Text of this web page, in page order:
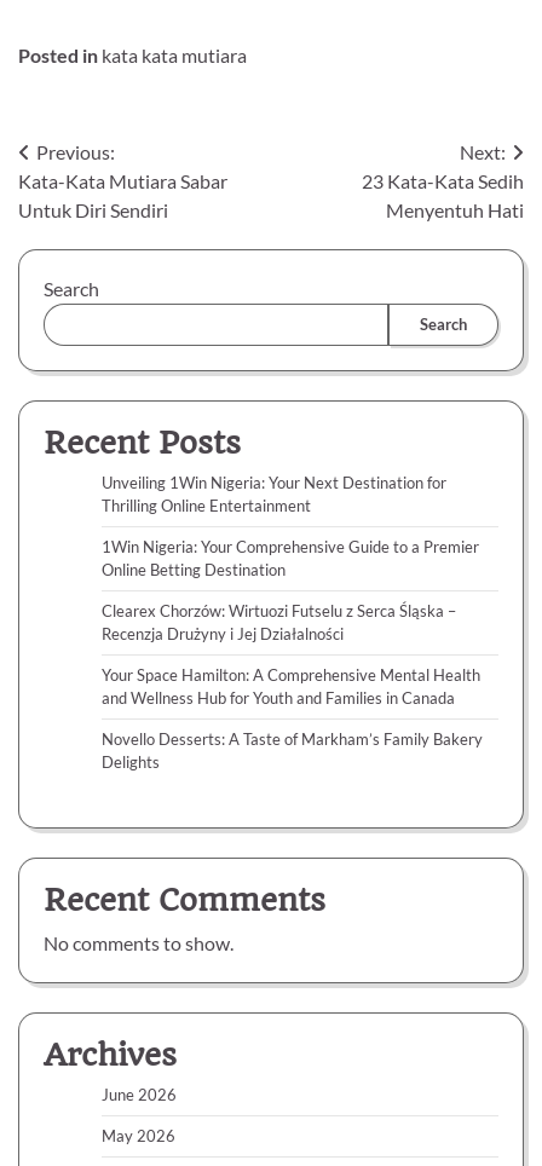
Posted in kata kata mutiara
Post
navigation
Previous:
Kata-Kata Mutiara Sabar
Untuk Diri Sendiri
Next:
23 Kata-Kata Sedih
Menyentuh Hati
Search
Search
Recent Posts
Unveiling 1Win Nigeria: Your Next Destination for
Thrilling Online Entertainment
1Win Nigeria: Your Comprehensive Guide to a Premier
Online Betting Destination
Clearex Chorzów: Wirtuozi Futselu z Serca Śląska –
Recenzja Drużyny i Jej Działalności
Your Space Hamilton: A Comprehensive Mental Health
and Wellness Hub for Youth and Families in Canada
Novello Desserts: A Taste of Markham’s Family Bakery
Delights
Recent Comments
No comments to show.
Archives
June 2026
May 2026